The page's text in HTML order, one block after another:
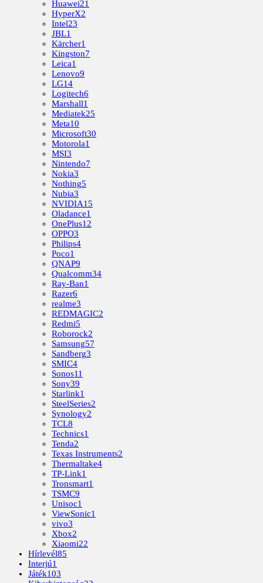
Huawei21
HyperX2
Intel23
JBL1
Kärcher1
Kingston7
Leica1
Lenovo9
LG14
Logitech6
Marshall1
Mediatek25
Meta10
Microsoft30
Motorola1
MSI3
Nintendo7
Nokia3
Nothing5
Nubia3
NVIDIA15
Oladance1
OnePlus12
OPPO3
Philips4
Poco1
QNAP9
Qualcomm34
Ray-Ban1
Razer6
realme3
REDMAGIC2
Redmi5
Roborock2
Samsung57
Sandberg3
SMIC4
Sonos11
Sony39
Starlink1
SteelSeries2
Synology2
TCL8
Technics1
Tenda2
Texas Instruments2
Thermaltake4
TP-Link1
Tronsmart1
TSMC9
Unisoc1
ViewSonic1
vivo3
Xbox2
Xiaomi22
Hírlevél85
Interjú1
Játék103